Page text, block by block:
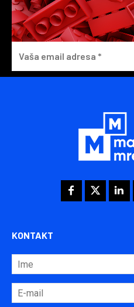
KONTAKT